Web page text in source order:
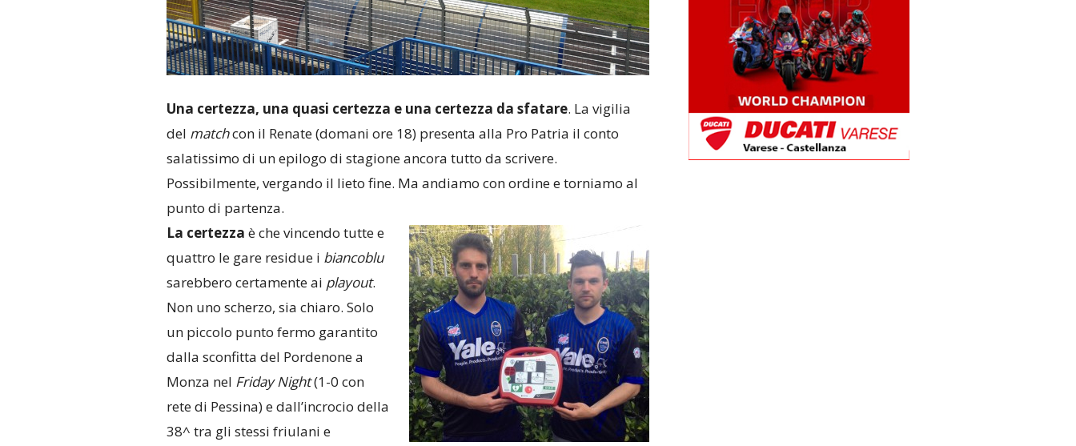
Una certezza, una quasi certezza e una certezza da sfatare. La vigilia
del matchcon il Renate (domani ore 18) presenta alla Pro Patria il conto
salatissimo di un epilogo di stagione ancora tutto da scrivere.
Possibilmente, vergando il lieto fine. Ma andiamo con ordine e torniamo al
punto di partenza.
La certezza è che vincendo tutte e
quattro le gare residue i biancoblu
sarebbero certamente ai playout.
Non uno scherzo, sia chiaro. Solo
un piccolo punto fermo garantito
dalla sconfitta del Pordenone a
Monza nel Friday Night(1-0 con
rete di Pessina) e dall’incrocio della
38^ tra gli stessi friulani e